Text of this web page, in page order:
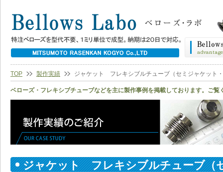
TOP 製作実績 ジャケット フレキシブルチューブ（セミジャケット
ベローズ・フレキシブチューブなどを主に製作事例を掲載しております。ご覧
ジャケット フレキシブルチューブ（